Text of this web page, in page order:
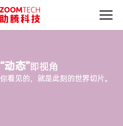
“动态”即视角
你看见的，就是此刻的世界切片。